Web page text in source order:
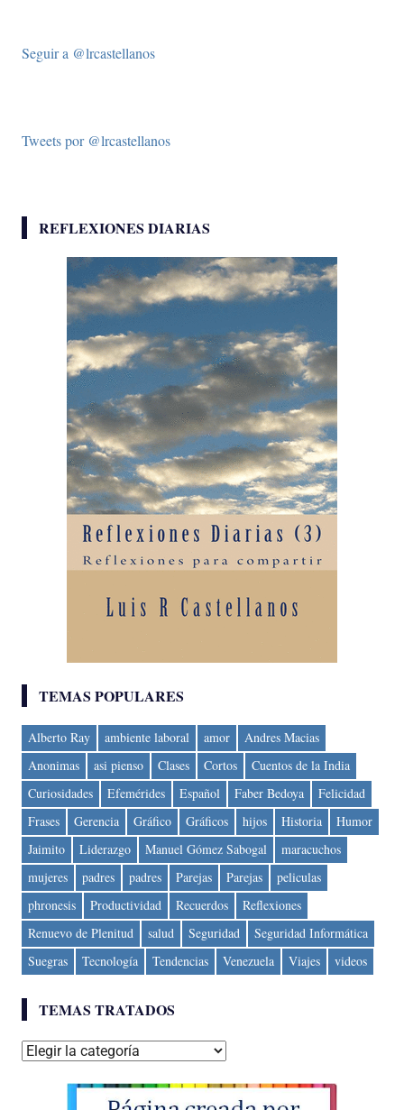
Seguir a @lrcastellanos
Tweets por @lrcastellanos
REFLEXIONES DIARIAS
TEMAS POPULARES
Alberto Ray ambiente laboral amor
Andres Macias
Anonimas
asi pienso Clases Cortos
Cuentos de la India
Curiosidades
Efemérides Español Faber Bedoya
Felicidad
Frases
Gerencia Gráfico Gráficos hijos Historia
Humor
Jaimito
Liderazgo Manuel Gómez Sabogal
maracuchos
mujeres
padres padres Parejas Parejas
peliculas
phronesis
Productividad Recuerdos
Reflexiones
Renuevo de Plenitud
salud Seguridad
Seguridad Informática
Suegras
Tecnología Tendencias Venezuela Viajes videos
TEMAS TRATADOS
Temas